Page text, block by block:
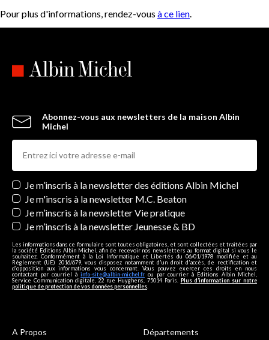
Pour plus d'informations, rendez-vous à ce lien.
Abonnez-vous aux newsletters de la maison Albin
Michel
Newsletters
Je m’inscris à la newsletter des éditions Albin Michel
Je m'inscris à la newsletter M.C. Beaton
Je m’inscris à la newsletter Vie pratique
Je m’inscris à la newsletter Jeunesse & BD
Les informations dans ce formulaire sont toutes obligatoires, et sont collectées et traitées par
la société Editions Albin Michel, afin de recevoir nos newsletters au format digital si vous le
souhaitez. Conformément à la Loi Informatique et Libertés du 06/01/1978 modifiée et au
Règlement (UE) 2016/679, vous disposez notamment d'un droit d'accès, de rectification et
d’opposition aux informations vous concernant. Vous pouvez exercer ces droits en nous
contactant par courriel à info-site@albin-michel.fr ou par courrier à Editions Albin Michel,
Service Communication digitale, 22 rue Huyghens, 75014 Paris. Plus d’information sur notre
politique de protection de vos données personnelles
A Propos Départements